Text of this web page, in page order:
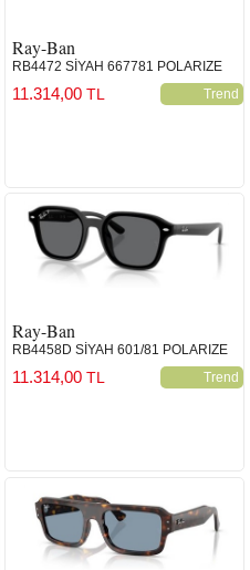
Ray-Ban
RB4472 SİYAH 667781 POLARIZE
Trend
11.314,00TL
Ray-Ban
RB4458D SİYAH 601/81 POLARIZE
Trend
11.314,00TL